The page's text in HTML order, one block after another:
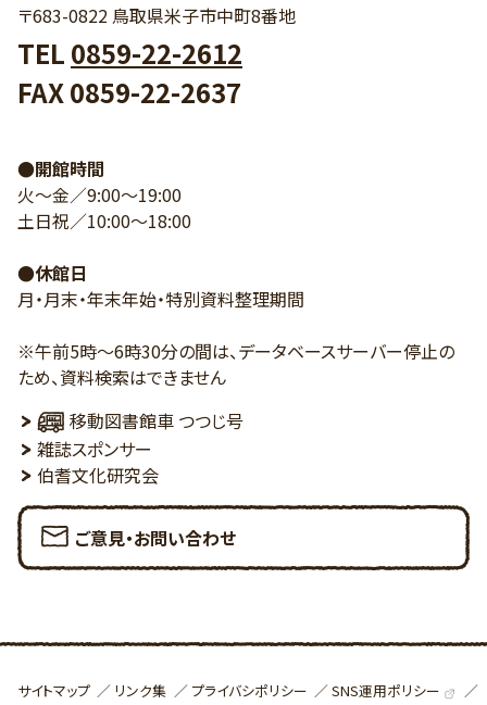
〒683-0822 鳥取県米子市中町8番地
TEL 0859-22-2612
FAX 0859-22-2637
●開館時間
火～金／9:00～19:00
土日祝／10:00～18:00
●休館日
月・月末・年末年始・特別資料整理期間
※午前5時～6時30分の間は、データベースサーバー停止の
ため、資料検索はできません
移動図書館車 つつじ号
雑誌スポンサー
伯耆文化研究会
ご意見・お問い合わせ
サイトマップ リンク集 プライバシポリシー SNS運用ポリシー